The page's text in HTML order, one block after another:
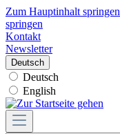
Zum Hauptinhalt springen
springen
Kontakt
Newsletter
Deutsch
Deutsch
English